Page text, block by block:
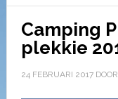
Camping
plekkie
24 FEBRUARI 2017DOOR